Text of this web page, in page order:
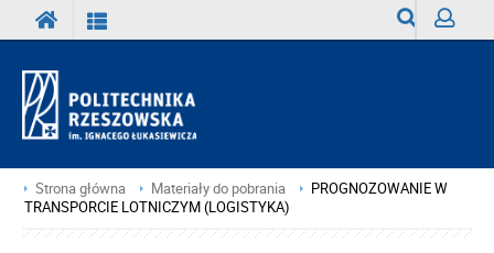
Strona główna Materiały do pobrania
PROGNOZOWANIE W
TRANSPORCIE LOTNICZYM (LOGISTYKA)